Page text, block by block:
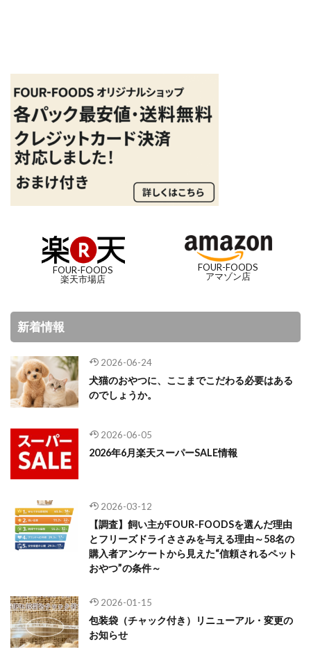
FOUR-FOODS
楽天市場店
FOUR-FOODS
アマゾン店
新着情報
2026-06-24
犬猫のおやつに、ここまでこだわる必要はある
のでしょうか。
2026-06-05
2026年6月楽天スーパーSALE情報
2026-03-12
【調査】飼い主がFOUR-FOODSを選んだ理由
とフリーズドライささみを与える理由～58名の
購入者アンケートから見えた“信頼されるペット
おやつ”の条件～
2026-01-15
包装袋（チャック付き）リニューアル・変更の
お知らせ